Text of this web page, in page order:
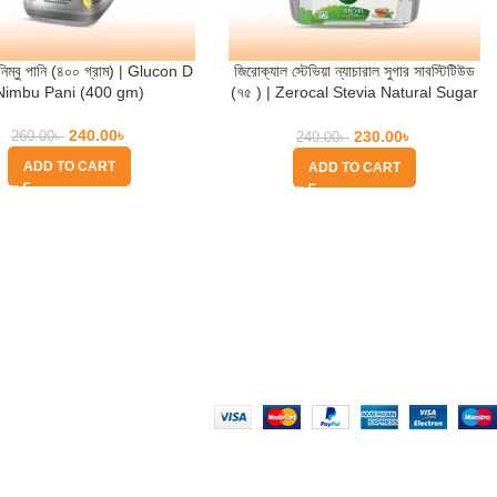
পানি (৪০০ গ্রাম) | Glucon D
Pani (400 gm)
260.00৳ 240.00৳
ADD TO CART
জিরোক্যাল স্টেভিয়া ন্যাচারাল সুগার সাবস্টিটিউড
(৭৫ ) | Zerocal Stevia Natural Sugar
240.00৳ 230.00৳
ADD TO CART